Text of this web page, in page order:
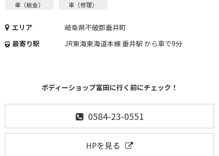
車（板金） 車（修理）
エリア
岐阜県不破郡垂井町
最寄り駅
JR東海東海道本線 垂井駅 から車で9分
ボディーショップ富田に行く前にチェック！
0584-23-0551
HPを見る